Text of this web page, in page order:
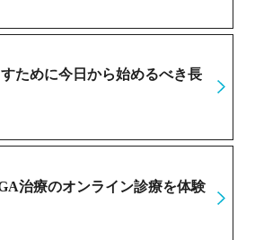
ために今日から始めるべき長
治療のオンライン診療を体験